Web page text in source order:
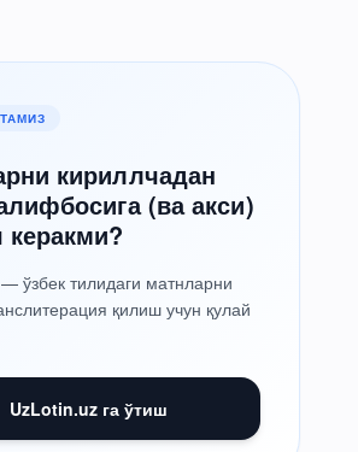
кириллчадан
(ва акси)
ўзбек тилидаги матнларни
қилиш учун қулай
UzLotin.uz га ўтиш